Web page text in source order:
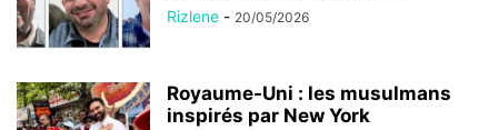
Rizlene - 20/05/2026
Royaume-Uni : les musulmans
inspirés par New York